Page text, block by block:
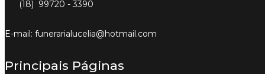
(18) 99720 - 3390
E-mail: funerarialucelia@hotmail.com
Principais Páginas